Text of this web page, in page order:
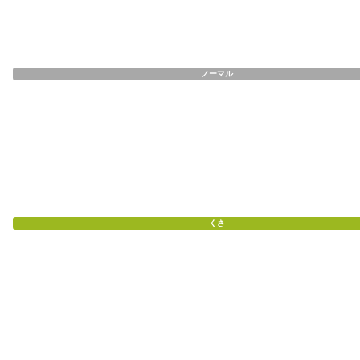
ノーマル
くさ